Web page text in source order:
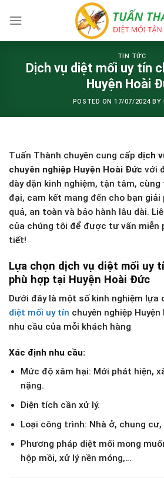
TIN TỨC
Dịch vụ diệt mối uy tín
Huyện Hoài
POSTED ON17/07/2024BY
Tuấn Thành chuyên cung cấp dịch
chuyên nghiệp Huyện Hoài Đức với
dày dặn kinh nghiệm, tận tâm,
đại, cam kết mang đến cho bạn giải
quả, an toàn và bảo hành lâu dài.
của chúng tôi để được tư vấn miễn
tiết!
Lựa chọn dịch vụ diệt mối uy
phù hợp tại Huyện Hoài Đức
Dưới đây là một số kinh nghiệm lựa
diệt mối uy tín chuyên nghiệp
nhu cầu của mỗi khách hàng
Xác định nhu cầu:
Mức độ xâm hại: Mới phát hiện,
nặng.
Diện tích cần xử lý.
Loại công trình: Nhà ở, chung
Phương pháp diệt mối mong
hộp mồi, xử lý nền móng,…